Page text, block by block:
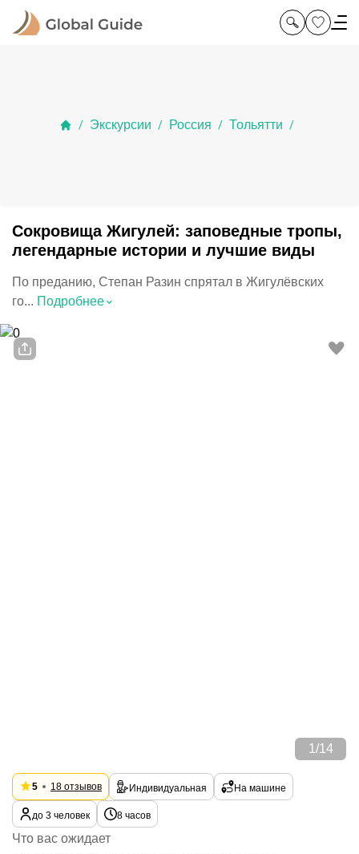
/ Экскурсии / Россия / Тольятти /
Сокровища Жигулей: заповедные тропы,
легендарные истории и лучшие виды
По преданию, Степан Разин спрятал в Жигулёвских
го... Подробнее⌃
1 /14
5 18 отзывов Индивидуальная На машине
до 3 человек 8 часов
Что вас ожидает